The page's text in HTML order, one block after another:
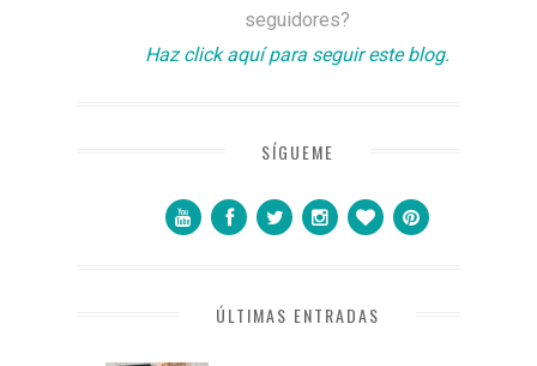
seguidores?
Haz click aquí para seguir este blog.
SÍGUEME
ÚLTIMAS ENTRADAS